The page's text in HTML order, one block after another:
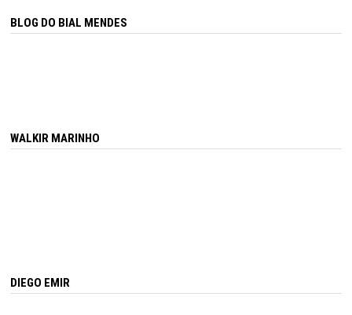
BLOG DO BIAL MENDES
WALKIR MARINHO
DIEGO EMIR